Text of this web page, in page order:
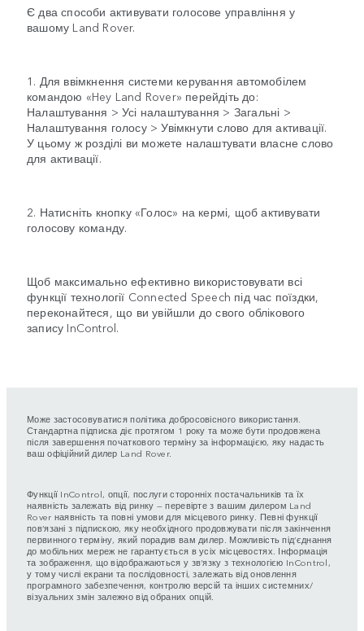
Є два способи активувати голосове управління у
вашому Land Rover.
1. Для ввімкнення системи керування автомобілем
командою «Hey Land Rover» перейдіть до:
Налаштування > Усі налаштування > Загальні >
Налаштування голосу > Увімкнути слово для активації.
У цьому ж розділі ви можете налаштувати власне слово
для активації.
2. Натисніть кнопку «Голос» на кермі, щоб активувати
голосову команду.
Щоб максимально ефективно використовувати всі
функції технології Connected Speech під час поїздки,
переконайтеся, що ви увійшли до свого облікового
запису InControl.
Може застосовуватися політика добросовісного використання.
Стандартна підписка діє протягом 1 року та може бути продовжена
після завершення початкового терміну за інформацією, яку надасть
ваш офіційний дилер Land Rover.
Функції InControl, опції, послуги сторонніх постачальників та їх
наявність залежать від ринку — перевірте з вашим дилером Land
Rover наявність та повні умови для місцевого ринку. Певні функції
пов’язані з підпискою, яку необхідного продовжувати після закінчення
первинного терміну, який порадив вам дилер. Можливість під’єднання
до мобільних мереж не гарантується в усіх місцевостях. Інформація
та зображення, що відображаються у зв’язку з технологією InControl,
у тому числі екрани та послідовності, залежать від оновлення
програмного забезпечення, контролю версій та інших системних/
візуальних змін залежно від обраних опцій.